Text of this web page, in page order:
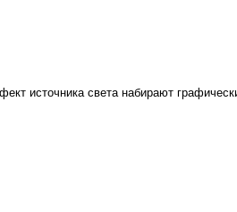
источника света набирают